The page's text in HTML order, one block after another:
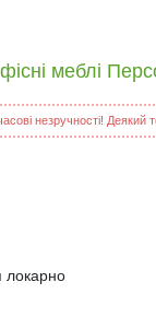
меблі
незручності! Деякий
локарно